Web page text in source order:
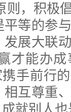
则，积极
等的参
展大联
才能办
手前行
互尊重
就别人